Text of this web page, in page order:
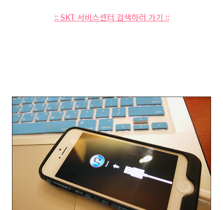
:: SKT 서비스센터 검색하러 가기 ::